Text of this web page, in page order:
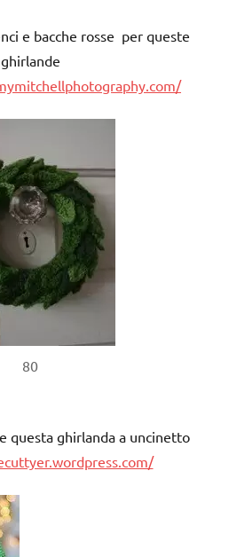
e bacche rosse per queste
ghirlande
80
questa ghirlanda a uncinetto